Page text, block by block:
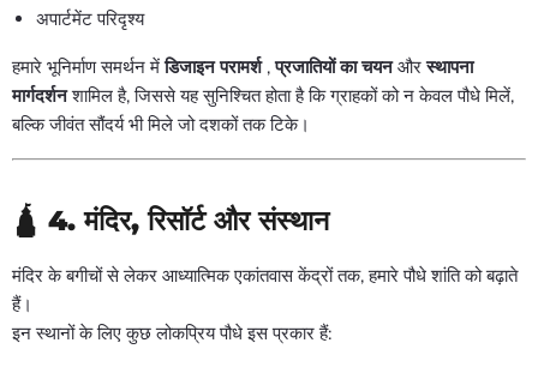
अपार्टमेंट परिदृश्य
हमारे भूनिर्माण समर्थन मेंडिजाइन परामर्श,प्रजातियों का चयनऔरस्थापना
मार्गदर्शनशामिल है, जिससे यह सुनिश्चित होता है कि ग्राहकों को न केवल पौधे मिलें,
बल्कि जीवंत सौंदर्य भी मिले जो दशकों तक टिके।
🛕 4. मंदिर, रिसॉर्ट और संस्थान
मंदिर के बगीचों से लेकर आध्यात्मिक एकांतवास केंद्रों तक, हमारे पौधे शांति को बढ़ाते
हैं।
इन स्थानों के लिए कुछ लोकप्रिय पौधे इस प्रकार हैं: